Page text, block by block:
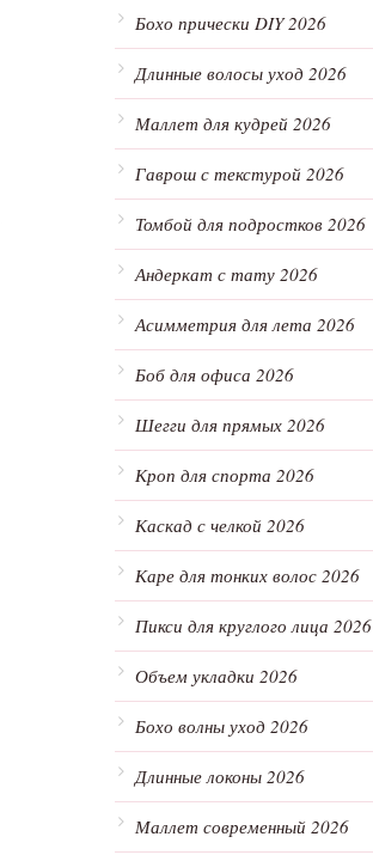
Бохо прически DIY 2026
Длинные волосы уход 2026
Маллет для кудрей 2026
Гаврош с текстурой 2026
Томбой для подростков 2026
Андеркат с тату 2026
Асимметрия для лета 2026
Боб для офиса 2026
Шегги для прямых 2026
Кроп для спорта 2026
Каскад с челкой 2026
Каре для тонких волос 2026
Пикси для круглого лица 2026
Объем укладки 2026
Бохо волны уход 2026
Длинные локоны 2026
Маллет современный 2026